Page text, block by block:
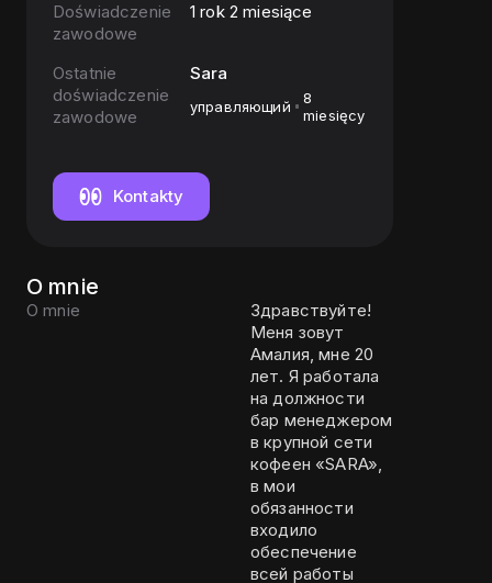
Doświadczenie
zawodowe
1 rok 2 miesiące
Ostatnie
doświadczenie
zawodowe
Sara
управляющий
8
miesięcy
Kontakty
O mnie
O mnie
Здравствуйте!
Меня зовут
Амалия, мне 20
лет. Я работала
на должности
бар менеджером
в крупной сети
кофеен «SARA»,
в мои
обязанности
входило
обеспечение
всей работы